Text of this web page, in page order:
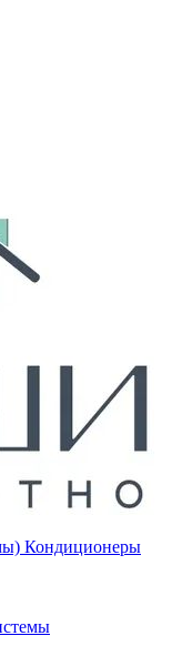
Кондиционеры